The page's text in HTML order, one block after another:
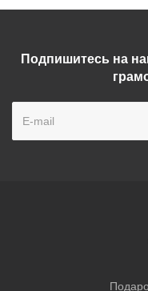
Подпишитесь на